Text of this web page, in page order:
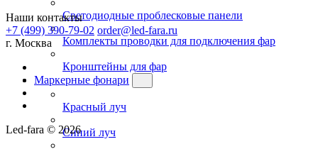
Светодиодные проблесковые панели
Комплекты проводки для подключения фар
Кронштейны для фар
Маркерные фонари
Красный луч
Синий луч
Наши контакты
+7 (499) 390-79-02 order@led-fara.ru
г. Москва
Led-fara © 2026